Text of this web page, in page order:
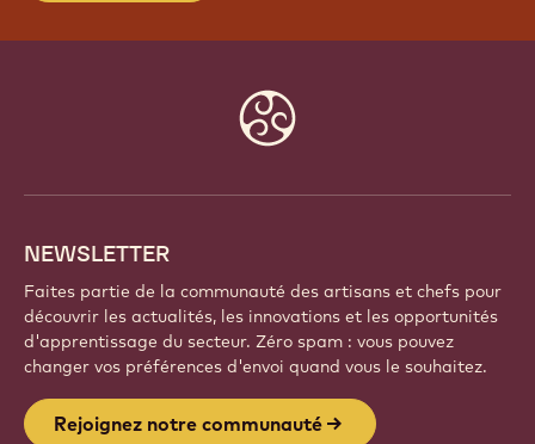
NEWSLETTER
Faites partie de la communauté des artisans et chefs pour
découvrir les actualités, les innovations et les opportunités
d'apprentissage du secteur. Zéro spam : vous pouvez
changer vos préférences d'envoi quand vous le souhaitez.
Rejoignez notre communauté